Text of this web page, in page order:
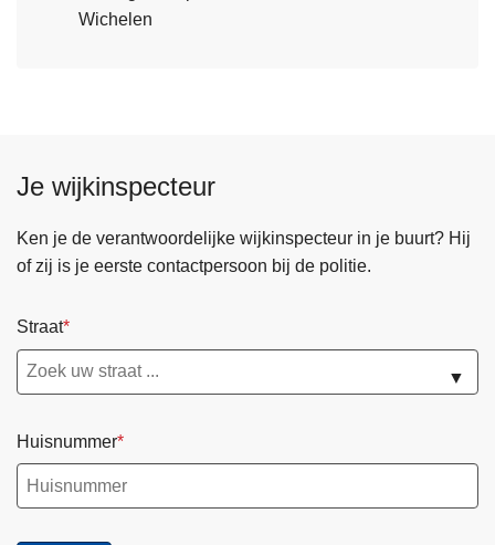
Wichelen
Je wijkinspecteur
Ken je de verantwoordelijke wijkinspecteur in je buurt? Hij
of zij is je eerste contactpersoon bij de politie.
Straat
▼
Huisnummer